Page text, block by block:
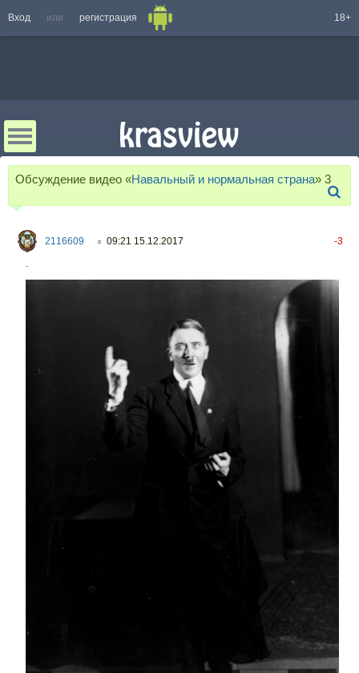
Вход или регистрация 18+
Обсуждение видео «Навальный и нормальная страна» 3
2116609 ○ 09:21 15.12.2017
-3
.